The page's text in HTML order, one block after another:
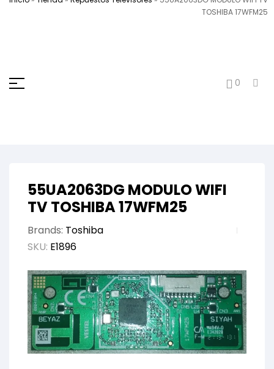
TOSHIBA 17WFM25
0
55UA2063DG MODULO WIFI
TV TOSHIBA 17WFM25
Brands: Toshiba
SKU: E1896